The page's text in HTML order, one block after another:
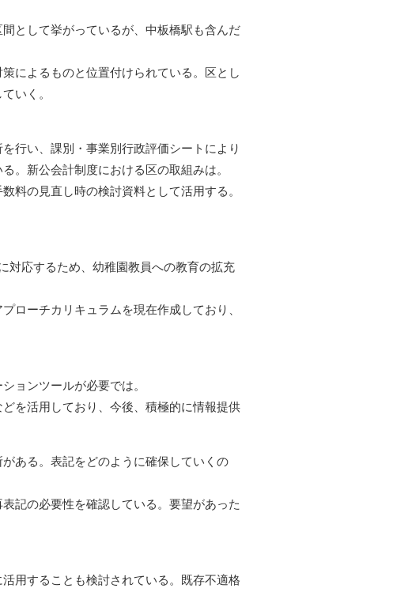
として挙がっているが、中板橋駅も含んだ
によるものと位置付けられている。区とし
いく。
行い、課別・事業別行政評価シートにより
。新公会計制度における区の取組みは。
料の見直し時の検討資料として活用する。
対応するため、幼稚園教員への教育の拡充
ローチカリキュラムを現在作成しており、
ョンツールが必要では。
を活用しており、今後、積極的に情報提供
ある。表記をどのように確保していくの
記の必要性を確認している。要望があった
用することも検討されている。既存不適格